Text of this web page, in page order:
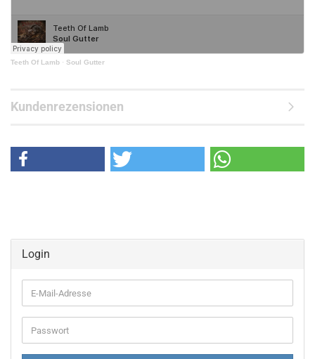
Teeth Of Lamb · Soul Gutter
Kundenrezensionen
Login
E-
Mail-
Adresse
Passwort